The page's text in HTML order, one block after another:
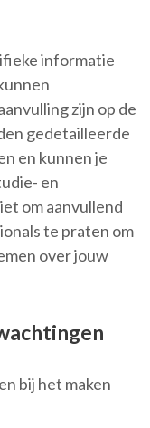
informatie
zijn op de
gedetailleerde
en kunnen je
en
om aanvullend
te praten om
over jouw
bij het maken